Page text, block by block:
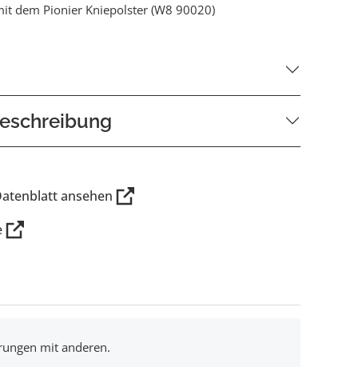
dem Pionier Kniepolster (W8 90020)
ansehen
mit anderen.